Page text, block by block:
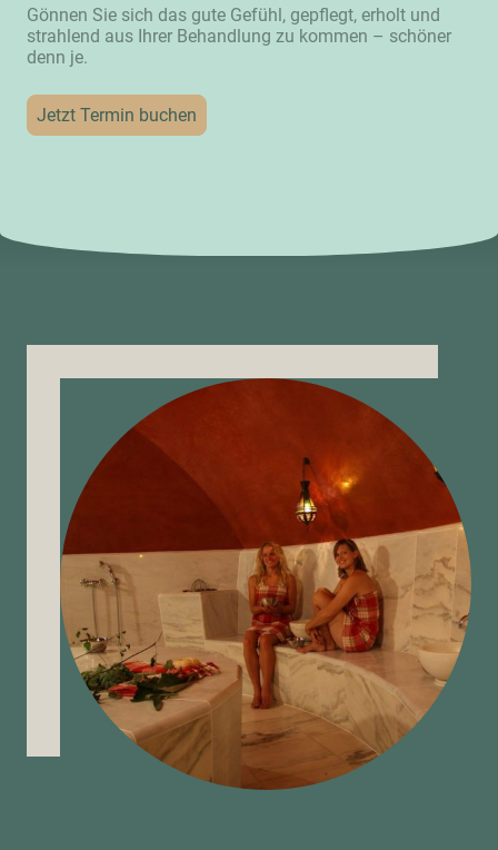
Gönnen Sie sich das gute Gefühl, gepflegt, erholt und
strahlend aus Ihrer Behandlung zu kommen – schöner
denn je.
Jetzt Termin buchen